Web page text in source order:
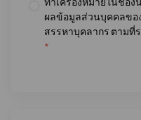
ทำเครื่องหมายในช่อง
ผลข้อมูลส่วนบุคคลขอ
สรรหาบุคลากร ตามที่
*